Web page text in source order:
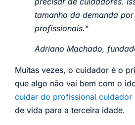
tamanho da demanda por
profissionais.“
Adriano Machado,
Muitas vezes, o cuidador é o
que algo não vai bem com o
cuidar do profissional cuidador
de vida para a terceira idade.